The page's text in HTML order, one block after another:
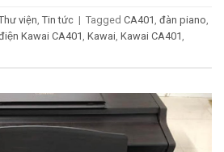
viện, Tin tức | Tagged CA401, đàn piano,
Kawai CA401, Kawai, Kawai CA401,